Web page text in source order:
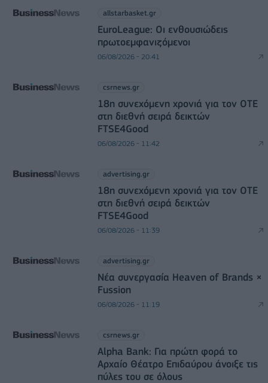
allstarbasket.gr
EuroLeague: Οι ενθουσιώδεις
πρωτοεμφανιζόμενοι
06/08/2026 - 20:41
csrnews.gr
18η συνεχόμενη χρονιά για τον ΟΤΕ
στη διεθνή σειρά δεικτών
FTSE4Good
06/08/2026 - 11:42
advertising.gr
18η συνεχόμενη χρονιά για τον ΟΤΕ
στη διεθνή σειρά δεικτών
FTSE4Good
06/08/2026 - 11:39
advertising.gr
Νέα συνεργασία Heaven of Brands ×
Fussion
06/08/2026 - 11:19
csrnews.gr
Alpha Bank: Για πρώτη φορά το
Αρχαίο Θέατρο Επιδαύρου άνοιξε τις
πύλες του σε όλους